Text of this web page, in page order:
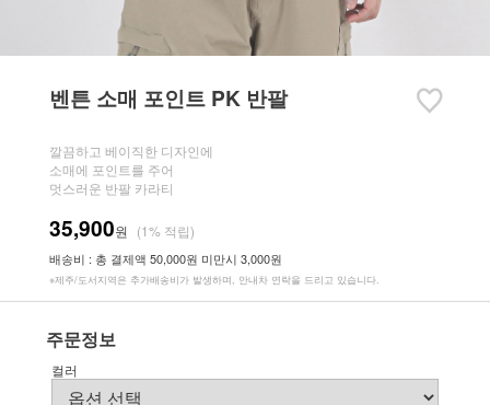
벤튼 소매 포인트 PK 반팔
깔끔하고 베이직한 디자인에
소매에 포인트를 주어
멋스러운 반팔 카라티
35,900원 (1% 적립)
배송비 : 총 결제액 50,000원 미만시 3,000원
※제주/도서지역은 추가배송비가 발생하며, 안내차 연락을 드리고 있습니다.
주문정보
컬러